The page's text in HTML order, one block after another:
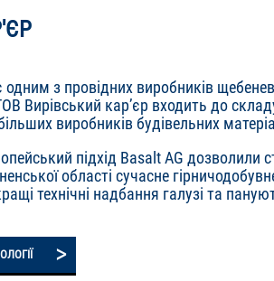
з провідних виробників
Вирівський кар’єр входить до
виробників будівельних
підхід Basalt AG дозволили
області сучасне
технічні надбання галузі та
>